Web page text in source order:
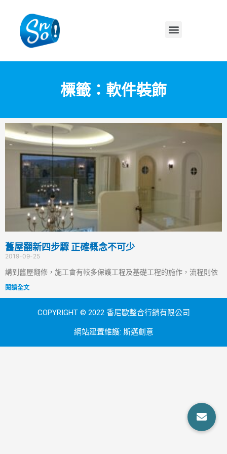
標籤：軟件裝飾
舊屋翻新四步驟 正確概念不可少
2019-09-25
講到舊屋翻修，施工會有較多保護工程及基礎工程的施作，流程則依
閱讀全文
COPYRIGHT © 2022 香尼歐整合行銷有限公司
網站建置維護: 斯邁創意